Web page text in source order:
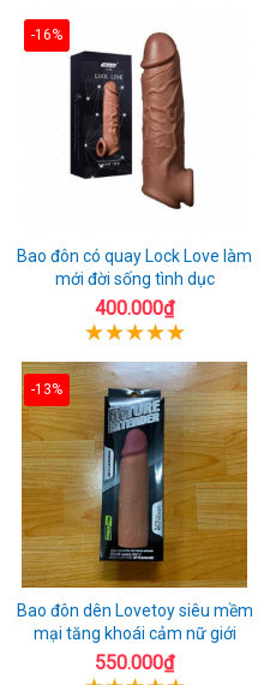
-16%
Bao đôn có quay Lock Love làm
mới đời sống tình dục
400.000₫
-13%
Bao đôn dên Lovetoy siêu mềm
mại tăng khoái cảm nữ giới
550.000₫